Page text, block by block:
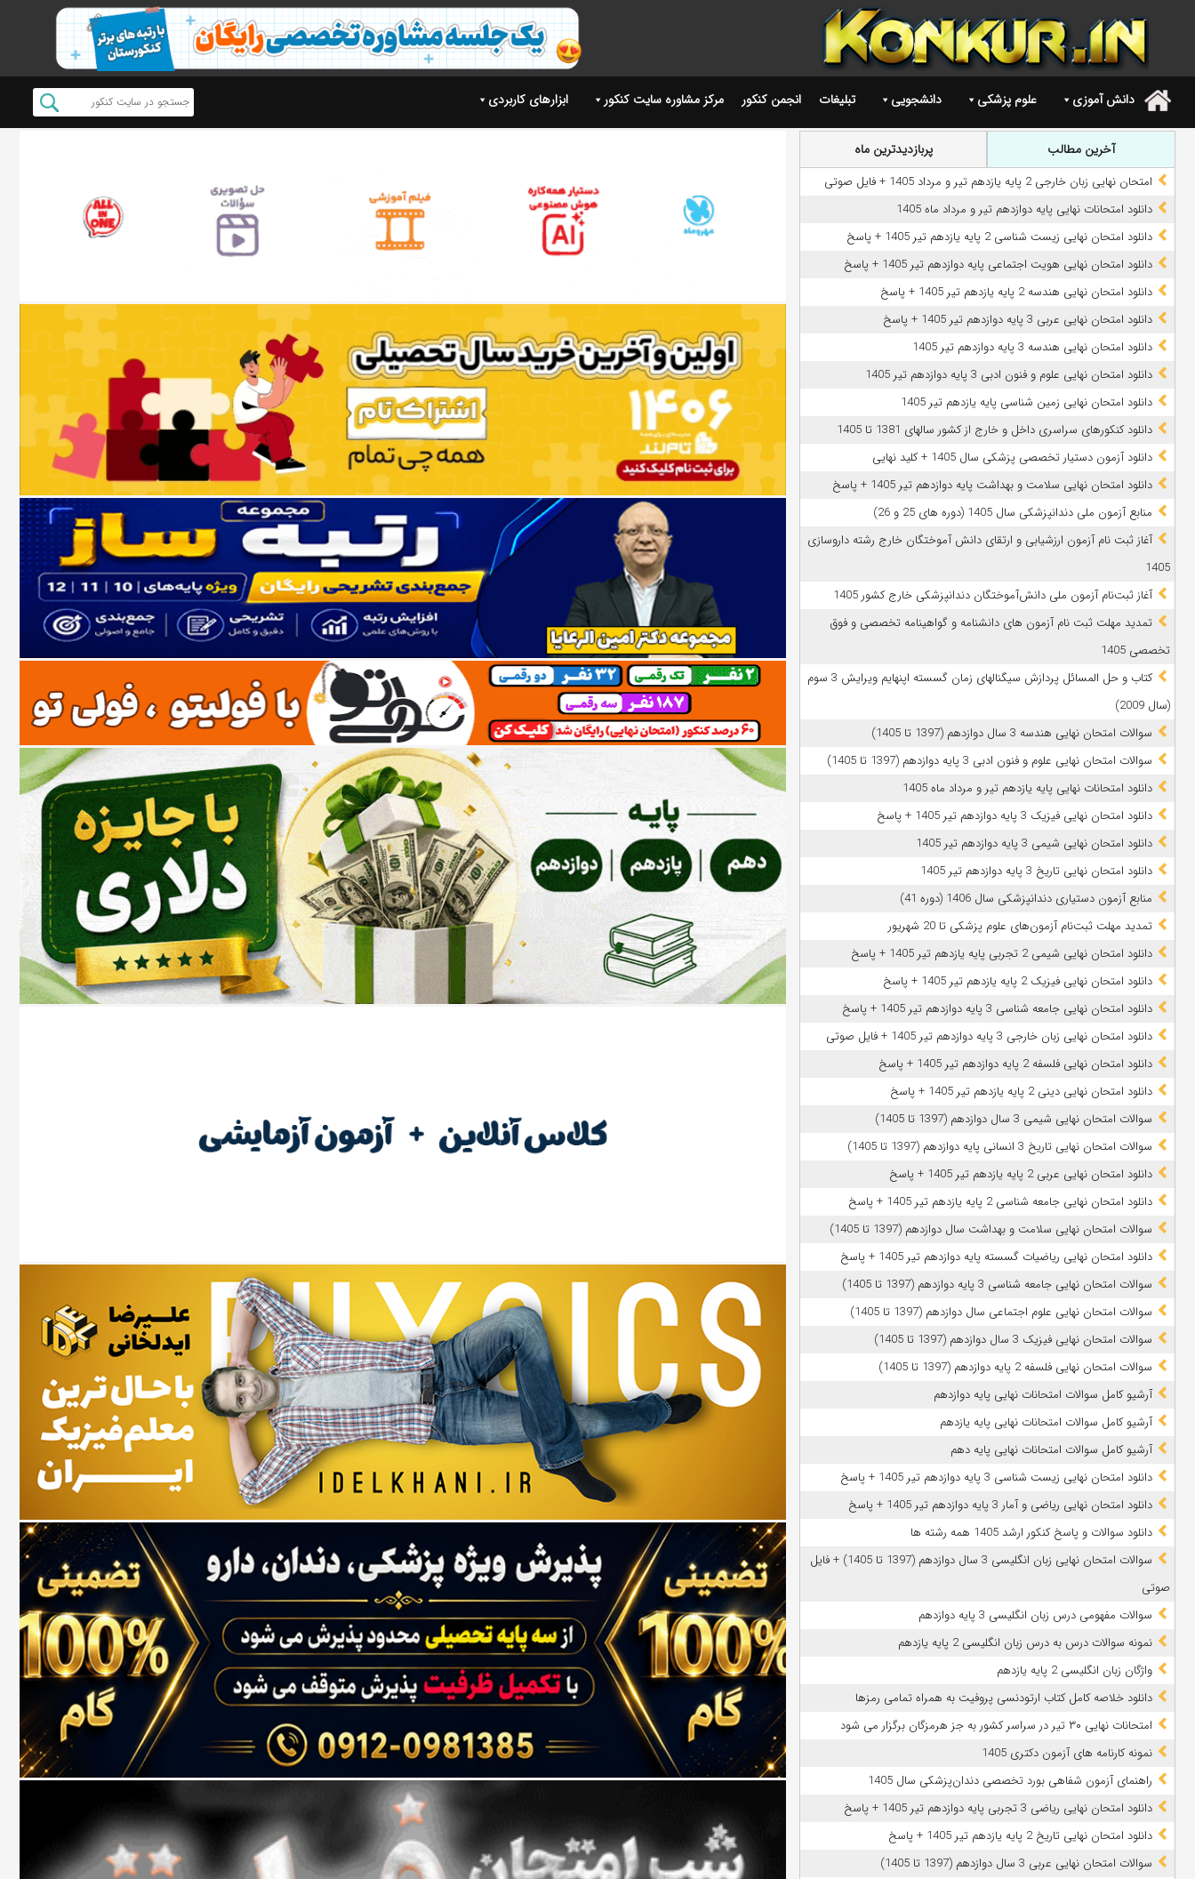
. دانش آموزی علوم پزشکی دانشجویی تبلیغات انجمن کنکور مرکز مشاوره سایت کنکور ابزارهای کاربردی
آخرین مطالب پربازدیدترین ماه
امتحان نهایی زبان خارجی 2 پایه یازدهم تیر و مرداد 1405 + فایل صوتی
دانلود امتحانات نهایی پایه دوازدهم تیر و مرداد ماه 1405
دانلود امتحان نهایی زیست شناسی 2 پایه یازدهم تیر 1405 + پاسخ
دانلود امتحان نهایی هویت اجتماعی پایه دوازدهم تیر 1405 + پاسخ
دانلود امتحان نهایی هندسه 2 پایه یازدهم تیر 1405 + پاسخ
دانلود امتحان نهایی عربی 3 پایه دوازدهم تیر 1405 + پاسخ
دانلود امتحان نهایی هندسه 3 پایه دوازدهم تیر 1405
دانلود امتحان نهایی علوم و فنون ادبی 3 پایه دوازدهم تیر 1405
دانلود امتحان نهایی زمین شناسی پایه یازدهم تیر 1405
دانلود کنکورهای سراسری داخل و خارج از کشور سالهای 1381 تا 1405
دانلود آزمون دستیار تخصصی پزشکی سال 1405 + کلید نهایی
دانلود امتحان نهایی سلامت و بهداشت پایه دوازدهم تیر 1405 + پاسخ
ﻣﻨﺎﺑﻊ آزﻣﻮن ﻣﻠﯽ دندانپزشکی سال 1405 (دوره های 25 و 26)
آغاز ثبت نام آزمون‌ ارزشیابی و ارتقای دانش آموختگان خارج رشته داروسازی
1405
آغاز ثبت‌نام آزمون ملی دانش‌آموختگان دندانپزشکی خارج کشور 1405
تمدید مهلت ثبت نام آزمون های دانشنامه و گواهینامه تخصصی و فوق
تخصصی 1405
کتاب و حل المسائل پردازش سیگنالهای زمان گسسته اپنهایم ویرایش 3 سوم
(سال 2009)
سوالات امتحان نهایی هندسه 3 سال دوازدهم (1397 تا 1405)
سوالات امتحان نهایی علوم و فنون ادبی 3 پایه دوازدهم (1397 تا 1405)
دانلود امتحانات نهایی پایه یازدهم تیر و مرداد ماه 1405
دانلود امتحان نهایی فیزیک 3 پایه دوازدهم تیر 1405 + پاسخ
دانلود امتحان نهایی شیمی 3 پایه دوازدهم تیر 1405
دانلود امتحان نهایی تاریخ 3 پایه دوازدهم تیر 1405
منابع آزمون دستیاری دندانپزشکی سال 1406 (دوره 41)
تمدید مهلت ثبت‌نام آزمون‌های علوم پزشکی تا 20 شهریور
دانلود امتحان نهایی شیمی 2 تجربی پایه یازدهم تیر 1405 + پاسخ
دانلود امتحان نهایی فیزیک 2 پایه یازدهم تیر 1405 + پاسخ
دانلود امتحان نهایی جامعه شناسی 3 پایه دوازدهم تیر 1405 + پاسخ
دانلود امتحان نهایی زبان خارجی 3 پایه دوازدهم تیر 1405 + فایل صوتی
دانلود امتحان نهایی فلسفه 2 پایه دوازدهم تیر 1405 + پاسخ
دانلود امتحان نهایی دینی 2 پایه یازدهم تیر 1405 + پاسخ
سوالات امتحان نهایی شیمی 3 سال دوازدهم (1397 تا 1405)
سوالات امتحان نهایی تاریخ 3 انسانی پایه دوازدهم (1397 تا 1405)
دانلود امتحان نهایی عربی 2 پایه یازدهم تیر 1405 + پاسخ
دانلود امتحان نهایی جامعه شناسی 2 پایه یازدهم تیر 1405 + پاسخ
سوالات امتحان نهایی سلامت و بهداشت سال دوازدهم (1397 تا 1405)
دانلود امتحان نهایی ریاضیات گسسته پایه دوازدهم تیر 1405 + پاسخ
سوالات امتحان نهایی جامعه شناسی 3 پایه دوازدهم (1397 تا 1405)
سوالات امتحان نهایی علوم اجتماعی سال دوازدهم (1397 تا 1405)
سوالات امتحان نهایی فیزیک 3 سال دوازدهم (1397 تا 1405)
سوالات امتحان نهایی فلسفه 2 پایه دوازدهم (1397 تا 1405)
آرشیو کامل سوالات امتحانات نهایی پایه دوازدهم
آرشیو کامل سوالات امتحانات نهایی پایه یازدهم
آرشیو کامل سوالات امتحانات نهایی پایه دهم
دانلود امتحان نهایی زیست شناسی 3 پایه دوازدهم تیر 1405 + پاسخ
دانلود امتحان نهایی ریاضی و آمار 3 پایه دوازدهم تیر 1405 + پاسخ
دانلود سوالات و پاسخ کنکور ارشد 1405 همه رشته ها
سوالات امتحان نهایی زبان انگلیسی 3 سال دوازدهم (1397 تا 1405) + فایل
صوتی
سوالات مفهومی درس زبان انگلیسی 3 پایه دوازدهم
نمونه سوالات درس به درس زبان انگلیسی 2 پایه یازدهم
واژگان زبان انگلیسی 2 پایه یازدهم
دانلود خلاصه کامل کتاب ارتودنسی پروفیت به همراه تمامی رمزها
امتحانات نهایی ۳۰ تیر در سراسر کشور به جز هرمزگان برگزار می شود
نمونه کارنامه های آزمون دکتری 1405
راهنمای آزمون شفاهی بورد تخصصی دندان‌پزشکی سال 1405
دانلود امتحان نهایی ریاضی 3 تجربی پایه دوازدهم تیر 1405 + پاسخ
دانلود امتحان نهایی تاریخ 2 پایه یازدهم تیر 1405 + پاسخ
سوالات امتحان نهایی عربی 3 سال دوازدهم (1397 تا 1405)